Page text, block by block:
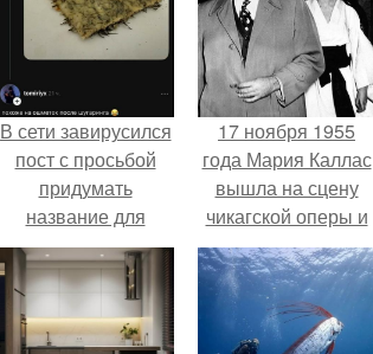
В сети завирусился
пост с просьбой
придумать
название для
домашней
запеканки.
17 ноября 1955
года Мария Каллас
вышла на сцену
чикагской оперы и
сорвала овации.